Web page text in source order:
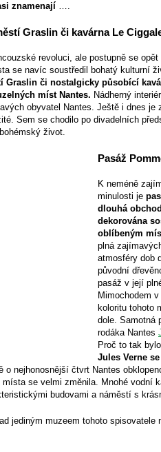
znamenají ….
Graslin či kavárna Le
revoluci, ale postupně se
se navíc soustředil bohatý kulturní
Graslin či nostalgicky působící
míst Nantes. Nádherný
obyvatel Nantes. Ještě i dnes
Sem se chodilo po divadelních
život.
Pasáž
K neméně
minulosti je
dlouhá
dekorována
oblíbeným
plná
atmosféry dob
původní
pasáž v její
Mimochodem
koloritu tohoto
dole. Samotná
rodáka Nantes
Proč to tak
Jules Verne
o nejhonosnější čtvrt Nantes
se velmi změnila. Mnohé vodní
budovami a náměstí s
jediným muzeem tohoto